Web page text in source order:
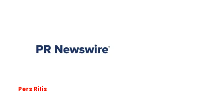
Pers Rilis